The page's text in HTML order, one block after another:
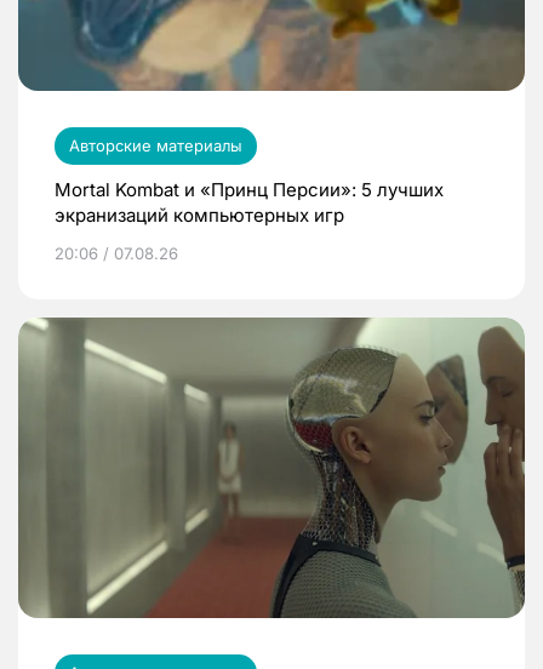
Авторские материалы
Mortal Kombat и «Принц Персии»: 5 лучших
экранизаций компьютерных игр
20:06 / 07.08.26